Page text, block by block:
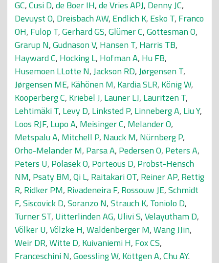
GC,Cusi D,de Boer IH,de Vries APJ, Denny JC,
Devuyst O, Dreisbach AW, Endlich K, Esko T, Franco
OH, Fulop T,Gerhard GS,Glümer C,Gottesman O,
Grarup N,Gudnason V, Hansen T, Harris TB,
Hayward C, Hocking L, Hofman A, Hu FB,
Husemoen LLotte N,Jackson RD,Jørgensen T,
Jørgensen ME, Kähönen M, Kardia SLR, König W,
Kooperberg C, Kriebel J, Launer LJ, Lauritzen T,
Lehtimäki T, Levy D, Linksted P, Linneberg A, Liu Y,
Loos RJF, Lupo A, Meisinger C, Melander O,
Metspalu A, Mitchell P, Nauck M, Nürnberg P,
Orho-Melander M, Parsa A, Pedersen O, Peters A,
Peters U, Polasek O, Porteous D, Probst-Hensch
NM, Psaty BM,Qi L, Raitakari OT, Reiner AP, Rettig
R, Ridker PM, Rivadeneira F, Rossouw JE,Schmidt
F,Siscovick D,Soranzo N,Strauch K, Toniolo D,
Turner ST, Uitterlinden AG, Ulivi S,Velayutham D,
Völker U,Völzke H,Waldenberger M,Wang JJin,
Weir DR,Witte D, Kuivaniemi H, Fox CS,
Franceschini N,Goessling W, Köttgen A,Chu AY.